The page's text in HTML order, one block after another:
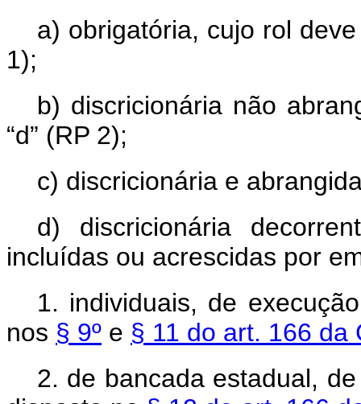
a) obrigatória, cujo rol
1);
b) discricionária não
“d” (RP 2);
c) discricionária e
d) discricionária
incluídas ou acrescidas por
1. individuais, de
nos § 9º e § 11 do art. 166 da
2. de bancada estadual,